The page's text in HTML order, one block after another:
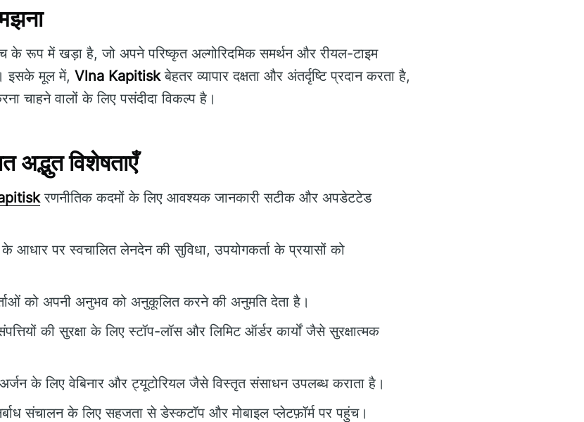
के रूप में खड़ा है, जो अपने परिष्कृत अल्गोरिदमिक समर्थन और रीयल-टाइम
इसके मूल में, Vlna Kapitiskबेहतर व्यापार दक्षता और अंतर्दृष्टि प्रदान करता है,
चाहने वालों के लिए पसंदीदा विकल्प है।
विशेषताएँ
रणनीतिक कदमों के लिए आवश्यक जानकारी सटीक और अपडेटटेड
के आधार पर स्वचालित लेनदेन की सुविधा, उपयोगकर्ता के प्रयासों को
को अपनी अनुभव को अनुकूलित करने की अनुमति देता है।
की सुरक्षा के लिए स्टॉप-लॉस और लिमिट ऑर्डर कार्यों जैसे सुरक्षात्मक
अर्जन के लिए वेबिनार और ट्यूटोरियल जैसे विस्तृत संसाधन उपलब्ध कराता है।
संचालन के लिए सहजता से डेस्कटॉप और मोबाइल प्लेटफ़ॉर्म पर पहुंच।